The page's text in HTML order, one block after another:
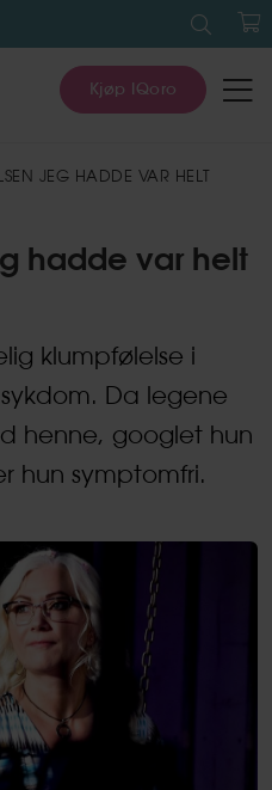
etter:
Kjøp IQoro
JEG HADDE VAR HELT
hadde var helt
klumpfølelse i
Da legene
henne, googlet hun
hun symptomfri.